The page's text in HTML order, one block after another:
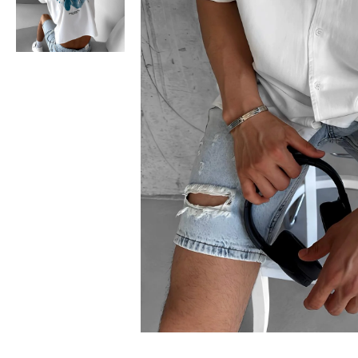
Bisiklet Yaka T-Shirt
Pamuklu T-Shirt
Spor Atleti
Sweatshirt
Hoodie / Kapüşonlu
Kazak